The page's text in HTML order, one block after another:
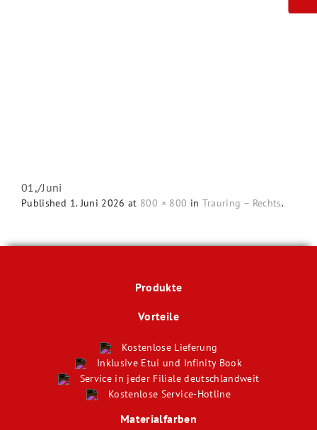
01,/Juni
Published 1. Juni 2026 at 800 × 800 in Trauring – Rechts.
Produkte
Vorteile
Kostenlose Lieferung
Inklusive Etui und Infinity Book
Service in jeder Filiale deutschlandweit
Kostenlose Service-Hotline
Materialfarben